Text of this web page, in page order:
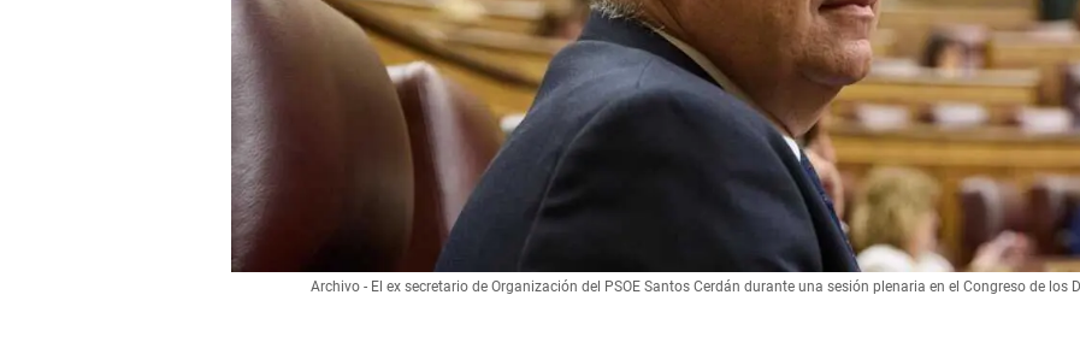
Archivo - El ex secretario de Organización del PSOE Santos Cerdán durante una sesión plenaria en el Congreso de los